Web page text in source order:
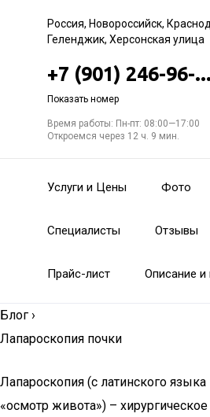
Россия, Новороссийск,
Геленджик, Херсонская улица
+7 (901) 246-96-...
Показать номер
Время работы: Пн-пт: 08:00—17:00
Откроемся через 12 ч. 9 мин.
Услуги и Цены Фото
Специалисты Отзывы
Прайс-лист Описание и
Блог ›
Лапароскопия почки
Лапароскопия (с латинского
«осмотр живота») –